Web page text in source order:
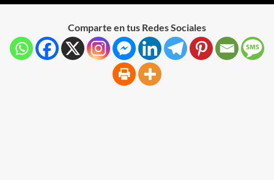
Comparte en tus Redes Sociales